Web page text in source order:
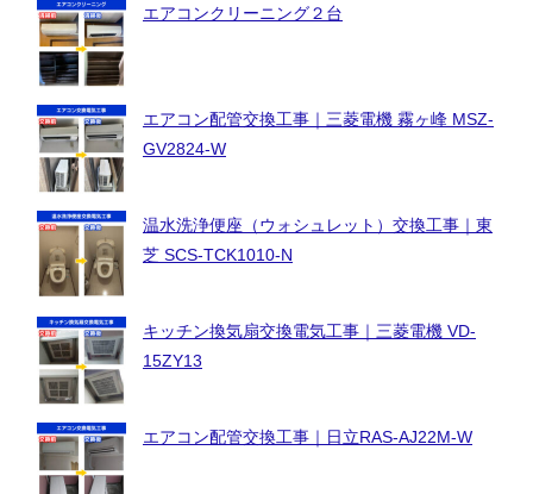
エアコンクリーニング２台
エアコン配管交換工事｜三菱電機 霧ヶ峰 MSZ-
GV2824-W
温水洗浄便座（ウォシュレット）交換工事｜東
芝 SCS-TCK1010-N
キッチン換気扇交換電気工事｜三菱電機 VD-
15ZY13
エアコン配管交換工事｜日立RAS-AJ22M-W